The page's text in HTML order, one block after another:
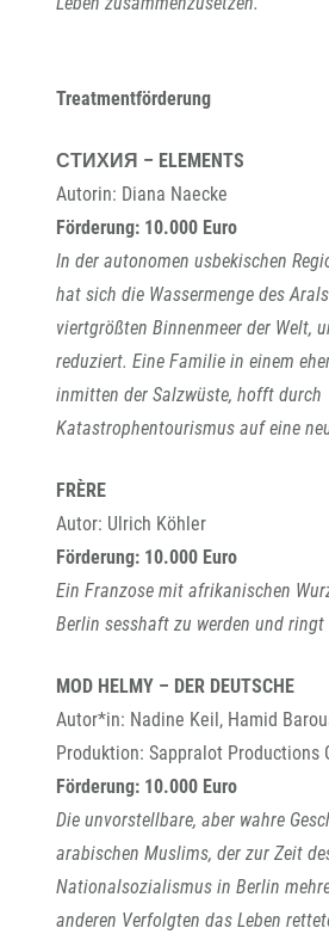
Treatmentförderung
СТИХИЯ – ELEMENTS
Autorin: Diana Naecke
Förderung: 10.000 Euro
In der autonomen usbekischen
hat sich die Wassermenge des
viertgrößten Binnenmeer der Welt,
reduziert. Eine Familie in einem
inmitten der Salzwüste, hofft durch
Katastrophentourismus auf eine
FRÈRE
Autor: Ulrich Köhler
Förderung: 10.000 Euro
Ein Franzose mit afrikanischen
Berlin sesshaft zu werden und
MOD HELMY – DER DEUTSCHE
Autor*in: Nadine Keil, Hamid
Produktion: Sappralot Productions
Förderung: 10.000 Euro
Die unvorstellbare, aber wahre
arabischen Muslims, der zur Zeit
Nationalsozialismus in Berlin
anderen Verfolgten das Leben